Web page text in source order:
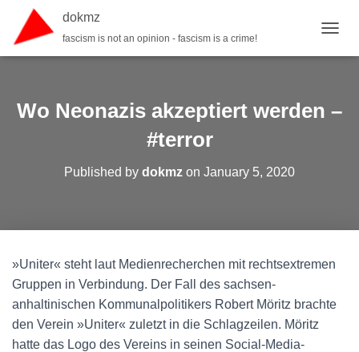
dokmz
fascism is not an opinion - fascism is a crime!
Wo Neonazis akzeptiert werden –
#terror
Published by dokmz on January 5, 2020
»Uniter« steht laut Medienrecherchen mit rechtsextremen
Gruppen in Verbindung. Der Fall des sachsen-
anhaltinischen Kommunalpolitikers Robert Möritz brachte
den Verein »Uniter« zuletzt in die Schlagzeilen. Möritz
hatte das Logo des Vereins in seinen Social-Media-